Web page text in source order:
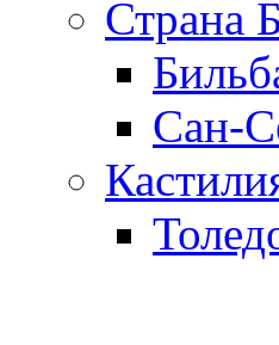
Страна
Сан-